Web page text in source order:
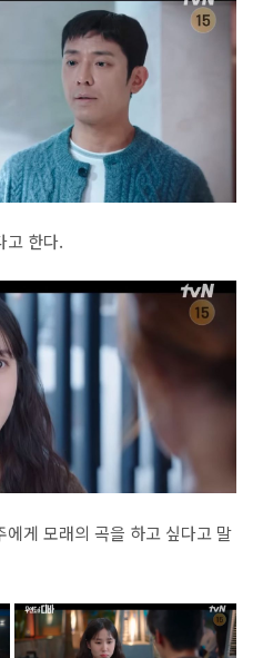
고 한다.
게 모래의 곡을 하고 싶다고 말